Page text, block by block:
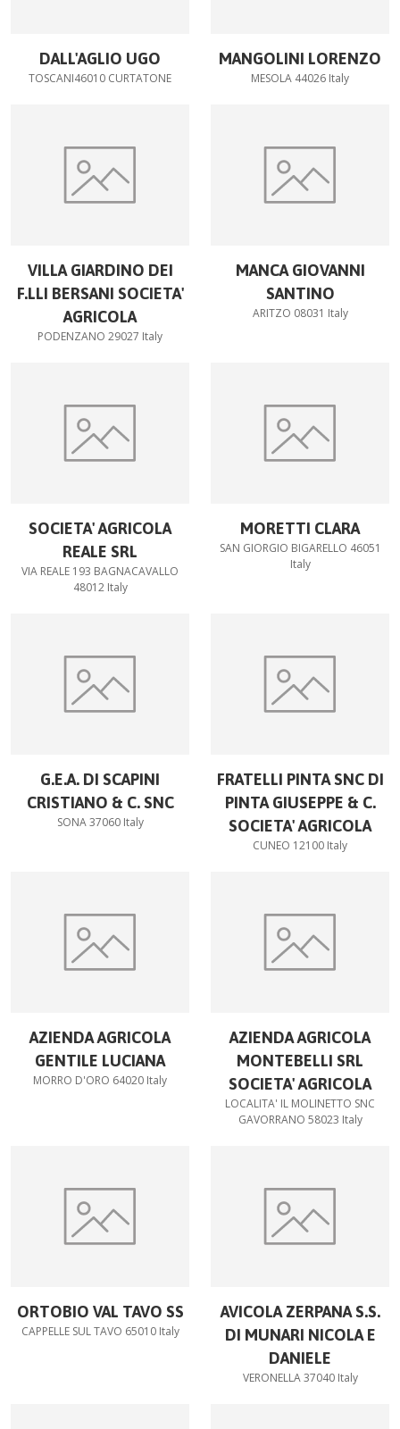
DALL'AGLIO UGO
TOSCANI46010 CURTATONE
MANGOLINI LORENZO
MESOLA 44026 Italy
VILLA GIARDINO DEI
F.LLI BERSANI SOCIETA'
AGRICOLA
PODENZANO 29027 Italy
MANCA GIOVANNI
SANTINO
ARITZO 08031 Italy
SOCIETA' AGRICOLA
REALE SRL
VIA REALE 193 BAGNACAVALLO
48012 Italy
MORETTI CLARA
SAN GIORGIO BIGARELLO 46051
Italy
G.E.A. DI SCAPINI
CRISTIANO & C. SNC
SONA 37060 Italy
FRATELLI PINTA SNC DI
PINTA GIUSEPPE & C.
SOCIETA' AGRICOLA
CUNEO 12100 Italy
AZIENDA AGRICOLA
GENTILE LUCIANA
MORRO D'ORO 64020 Italy
AZIENDA AGRICOLA
MONTEBELLI SRL
SOCIETA' AGRICOLA
LOCALITA' IL MOLINETTO SNC
GAVORRANO 58023 Italy
ORTOBIO VAL TAVO SS
CAPPELLE SUL TAVO 65010 Italy
AVICOLA ZERPANA S.S.
DI MUNARI NICOLA E
DANIELE
VERONELLA 37040 Italy